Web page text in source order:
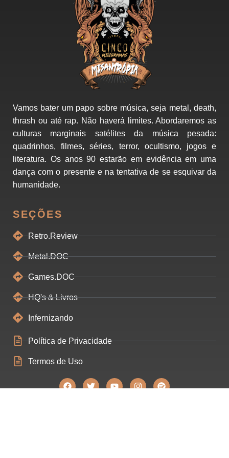
Vamos bater um papo sobre música, seja metal, death,
thrash ou até rap. Não haverá limites. Abordaremos as
culturas marginais satélites da música pesada:
quadrinhos, filmes, séries, terror, ocultismo, jogos e
literatura. Os anos 90 estarão em evidência em uma
dança com o presente e na tentativa de se esquivar da
humanidade.
SEÇÕES
Retro.Review
Metal.DOC
Games.DOC
HQ's & Livros
Infernizando
Política de Privacidade
Termos de Uso